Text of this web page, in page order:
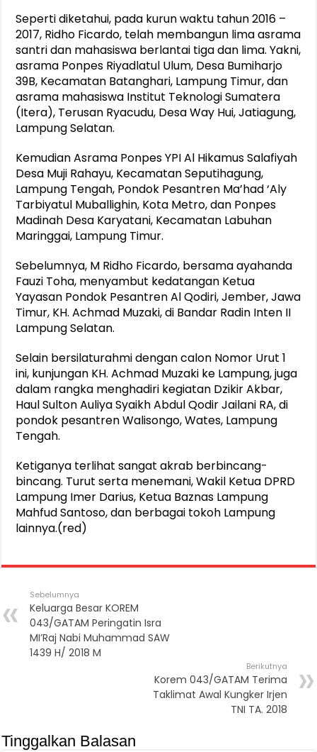
Seperti diketahui, pada kurun waktu tahun 2016 –
2017, Ridho Ficardo, telah membangun lima asrama
santri dan mahasiswa berlantai tiga dan lima. Yakni,
asrama Ponpes Riyadlatul Ulum, Desa Bumiharjo
39B, Kecamatan Batanghari, Lampung Timur, dan
asrama mahasiswa Institut Teknologi Sumatera
(Itera), Terusan Ryacudu, Desa Way Hui, Jatiagung,
Lampung Selatan.
Kemudian Asrama Ponpes YPI Al Hikamus Salafiyah
Desa Muji Rahayu, Kecamatan Seputihagung,
Lampung Tengah, Pondok Pesantren Ma’had ‘Aly
Tarbiyatul Muballighin, Kota Metro, dan Ponpes
Madinah Desa Karyatani, Kecamatan Labuhan
Maringgai, Lampung Timur.
Sebelumnya, M Ridho Ficardo, bersama ayahanda
Fauzi Toha, menyambut kedatangan Ketua
Yayasan Pondok Pesantren Al Qodiri, Jember, Jawa
Timur, KH. Achmad Muzaki, di Bandar Radin Inten II
Lampung Selatan.
Selain bersilaturahmi dengan calon Nomor Urut 1
ini, kunjungan KH. Achmad Muzaki ke Lampung, juga
dalam rangka menghadiri kegiatan Dzikir Akbar,
Haul Sulton Auliya Syaikh Abdul Qodir Jailani RA, di
pondok pesantren Walisongo, Wates, Lampung
Tengah.
Ketiganya terlihat sangat akrab berbincang-
bincang. Turut serta menemani, Wakil Ketua DPRD
Lampung Imer Darius, Ketua Baznas Lampung
Mahfud Santoso, dan berbagai tokoh Lampung
lainnya.(red)
Sebelumnya
Keluarga Besar KOREM
043/GATAM Peringatin Isra
MI’Raj Nabi Muhammad SAW
1439 H/ 2018 M
Berikutnya
Korem 043/GATAM Terima
Taklimat Awal Kungker Irjen
TNI TA. 2018
Tinggalkan Balasan